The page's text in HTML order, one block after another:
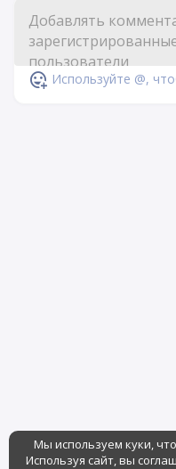
Используйте @,
Мы используем куки,
Используя сайт, вы